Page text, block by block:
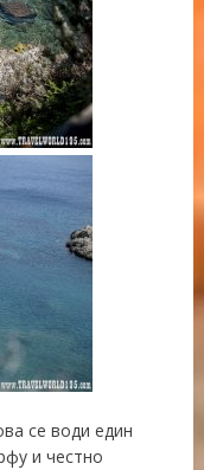
се води един
и честно